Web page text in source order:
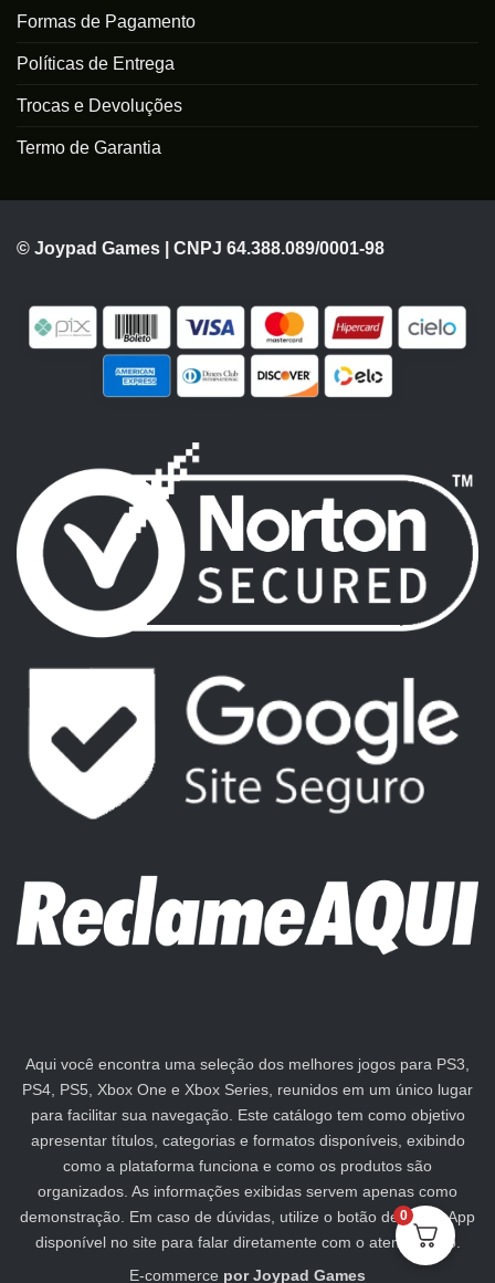
Formas de Pagamento
Políticas de Entrega
Trocas e Devoluções
Termo de Garantia
© Joypad Games | CNPJ 64.388.089/0001-98
Aqui você encontra uma seleção dos melhores jogos para PS3,
PS4, PS5, Xbox One e Xbox Series, reunidos em um único lugar
para facilitar sua navegação. Este catálogo tem como objetivo
apresentar títulos, categorias e formatos disponíveis, exibindo
como a plataforma funciona e como os produtos são
organizados. As informações exibidas servem apenas como
demonstração. Em caso de dúvidas, utilize o botão de WhatsApp
disponível no site para falar diretamente com o atendimento.
E-commerce porJoypad Games
0